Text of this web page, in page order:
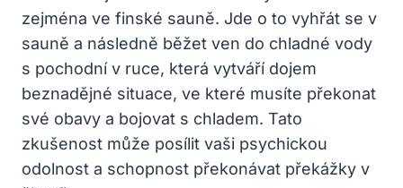
zejména ve finské sauně. Jde o to vyhřát se v
sauně a následně běžet ven do chladné vody
s pochodní v ruce, která vytváří dojem
beznadějné situace, ve které musíte překonat
své obavy a bojovat s chladem. Tato
zkušenost může posílit vaši psychickou
odolnost a schopnost překonávat překážky v